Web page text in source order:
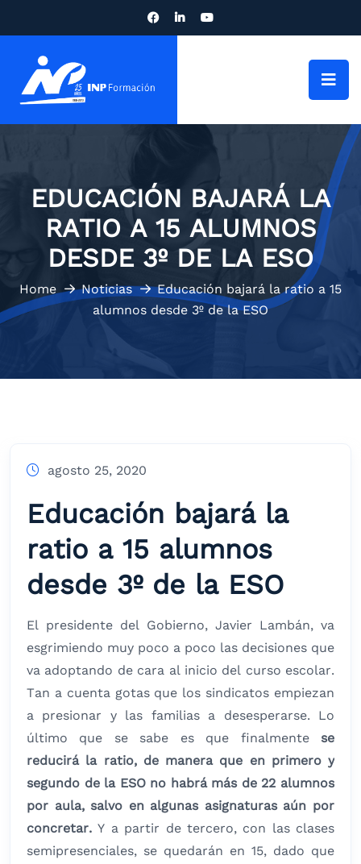
EDUCACIÓN BAJARÁ LA
RATIO A 15 ALUMNOS
DESDE 3º DE LA ESO
Home Noticias
Educación bajará la ratio a 15
alumnos desde 3º de la ESO
agosto 25, 2020
Educación bajará la
ratio a 15 alumnos
desde 3º de la ESO
El presidente del Gobierno, Javier Lambán, va
esgrimiendo muy poco a poco las decisiones que
va adoptando de cara al inicio del curso escolar.
Tan a cuenta gotas que los sindicatos empiezan
a presionar y las familias a desesperarse. Lo
último que se sabe es que finalmente se
reducirá la ratio, de manera que en primero y
segundo de la ESO no habrá más de 22 alumnos
por aula, salvo en algunas asignaturas aún por
concretar. Y a partir de tercero, con las clases
semipresenciales, se quedarán en 15, dado que